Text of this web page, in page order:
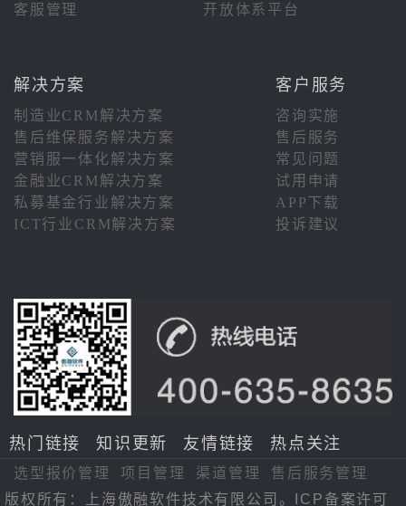
客服管理
开放体系平台
解决方案 客户服务
制造业CRM解决方案
咨询实施
售后维保服务解决方案
售后服务
营销服一体化解决方案
常见问题
金融业CRM解决方案
试用申请
私募基金行业解决方案
APP下载
ICT行业CRM解决方案
投诉建议
热门链接 知识更新 友情链接 热点关注
选型报价管理 项目管理 渠道管理
售后服务管理
版权所有：上海傲融软件技术有限公司。ICP备案许可